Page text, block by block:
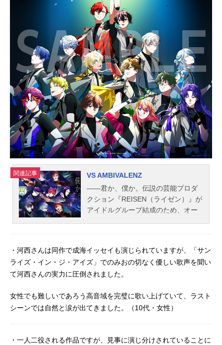
関連記事
VS AMBIVALENZ
――君か、僕か。伝説の芸能プロダ
クション『REISEN（ライゼン）』が
アイドルグループ結成のため、オー
今、新たな伝説が生まれようとして
いた――『テイルウィンドオフィ
ス』と『REISEN』が手を組み巻き起
聖地・砦アリーナには、10人の新た
な候補生たちが集められる。再び行
でライバルより1票でも多く勝ち取れ
・河西さんは同作で成海イッセイも演じられていますが、「サン
ライズ・イン・ジ・アイズ」でのみおの切なく優しい歌声を聞い
て河西さんの実力に圧倒されました。
女性でも難しいであろう高音域を完璧に歌い上げていて、ラスト
シーンでは自然と涙が出てきました。（10代・女性）
・一人二役される作品ですが、見事に演じ分けされていることに